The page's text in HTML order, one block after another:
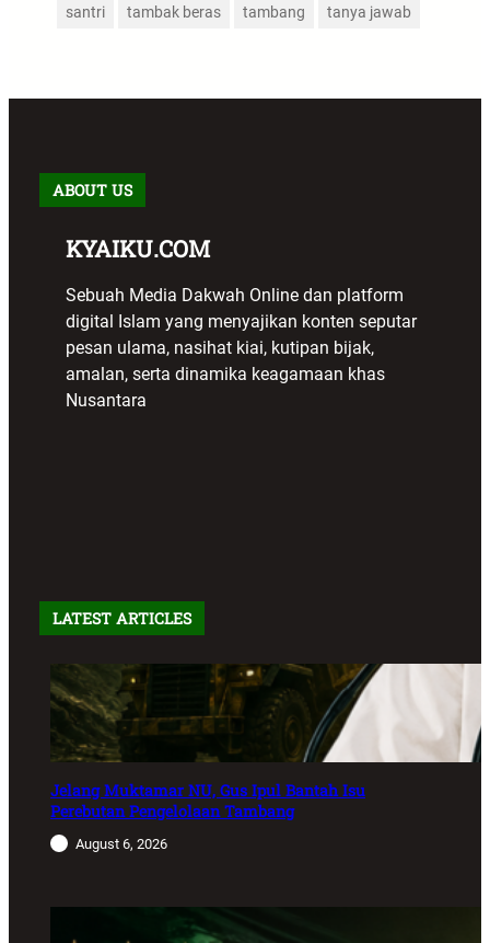
santri tambak beras tambang tanya jawab
ABOUT US
KYAIKU.COM
Sebuah Media Dakwah Online dan platform
digital Islam yang menyajikan konten seputar
pesan ulama, nasihat kiai, kutipan bijak,
amalan, serta dinamika keagamaan khas
Nusantara
LATEST ARTICLES
Jelang Muktamar NU, Gus Ipul Bantah Isu
Perebutan Pengelolaan Tambang
August 6, 2026